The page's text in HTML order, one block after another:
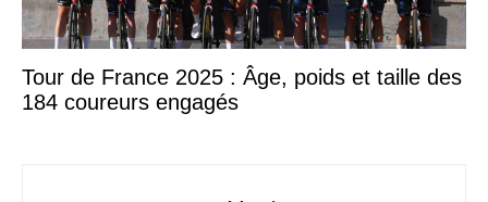
Tour de France 2025 : Âge, poids et taille des
184 coureurs engagés